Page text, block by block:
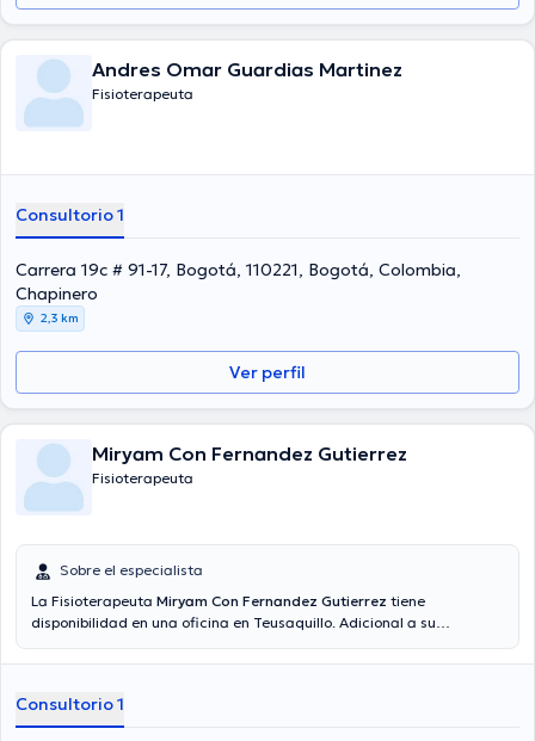
Andres Omar Guardias Martinez
Fisioterapeuta
Consultorio 1
Carrera 19c # 91-17, Bogotá, 110221, Bogotá, Colombia,
Chapinero
2,3 km
Ver perfil
Miryam Con Fernandez Gutierrez
Fisioterapeuta
Sobre el especialista
La Fisioterapeuta Miryam Con Fernandez Gutierrez tiene
disponibilidad en una oficina en Teusaquillo. Adicional a su
de experiencia en su área de especialidad. La doctora cuenta con
lado, ella se ha desempeñado como miembro de diversas
asociaciones médicas. Miryam Con Fernandez Gutierrez ha
Consultorio 1